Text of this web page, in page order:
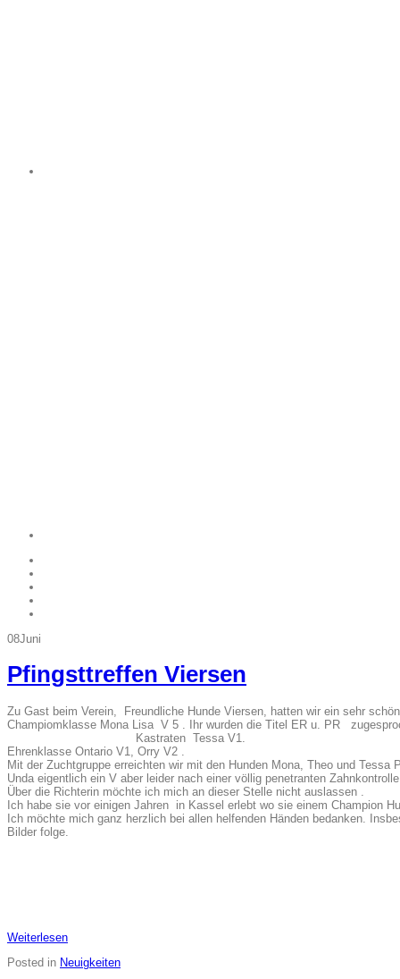
08Juni
Pfingsttreffen Viersen
Zu Gast beim Verein, Freundliche Hunde Viersen, hatten wir ein sehr
Champiomklasse Mona Lisa V 5 . Ihr wurden die
Kastraten Tessa V1.
Ehrenklasse Ontario V1, Orry V2 . Ältester
Mit der Zuchtgruppe erreichten wir mit den Hunden Mona, Theo und Tessa
Unda eigentlich ein V aber leider nach einer völlig penetranten
Über die Richterin möchte ich mich an dieser Stelle nicht auslassen .
Ich habe sie vor einigen Jahren in Kassel erlebt wo sie einem Champion
Ich möchte mich ganz herzlich bei allen helfenden Händen bedanken.
Bilder folge.
Weiterlesen
Posted in Neuigkeiten